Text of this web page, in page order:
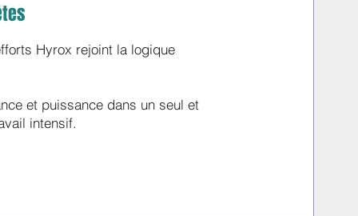
Hyrox rejoint la logique
et puissance dans un seul et
intensif.